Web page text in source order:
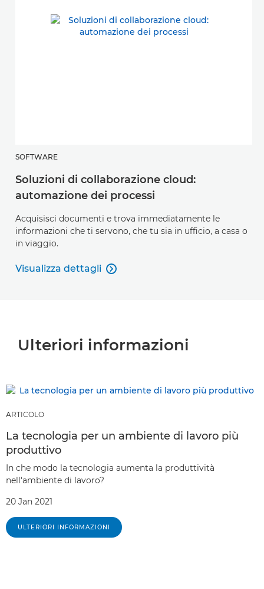
SOFTWARE
Soluzioni di collaborazione cloud:
automazione dei processi
Acquisisci documenti e trova immediatamente le
informazioni che ti servono, che tu sia in ufficio, a casa o
in viaggio.
Visualizza dettagli
Visualizza dettagli

Ulteriori informazioni
ARTICOLO
La tecnologia per un ambiente di lavoro più
produttivo
In che modo la tecnologia aumenta la produttività
nell'ambiente di lavoro?
20 Jan 2021
ULTERIORI INFORMAZIONI